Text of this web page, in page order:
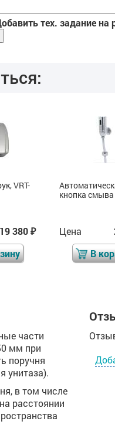
тех. задание на
VRT-
19 380 ₽
кнопка
Цена
В
части
мм при
поручня
унитаза).
в том числе
расстоянии